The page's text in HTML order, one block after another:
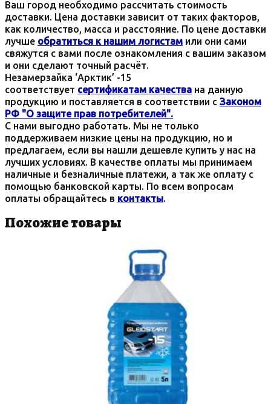
Ваш город необходимо рассчитать стоимость
доставки. Цена доставки зависит от таких факторов,
как количество, масса и расстояние. По цене доставки
лучше обратиться к нашим логистам или они сами
свяжутся с вами после ознакомления с вашим заказом
и они сделают точный расчёт.
Незамерзайка ‘Арктик’ -15
соответствует сертификатам качества на данную
продукцию и поставляется в соответствии с Законом
РФ "О защите прав потребителей".
С нами выгодно работать. Мы не только
поддерживаем низкие цены на продукцию, но и
предлагаем, если вы нашли дешевле купить у нас на
лучших условиях. В качестве оплаты мы принимаем
наличные и безналичные платежи, а так же оплату с
помощью банковской карты. По всем вопросам
оплаты обращайтесь в контакты.
Похожие товары